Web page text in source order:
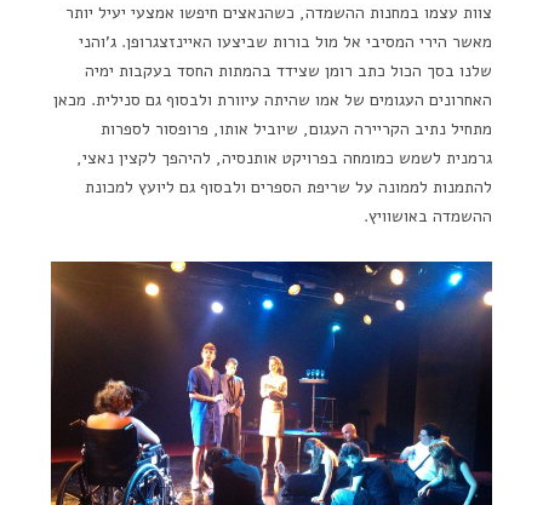
צוות עצמו במחנות ההשמדה, כשהנאצים חיפשו אמצעי יעיל יותר
מאשר הירי המסיבי אל מול בורות שביצעו האיינזצגרופן. ג'והני
שלנו בסך הכול כתב רומן שצידד בהמתות החסד בעקבות ימיה
האחרונים העגומים של אמו שהיתה עיוורת ולבסוף גם סנילית. מכאן
מתחיל נתיב הקריירה העגום, שיוביל אותו, פרופסור לספרות
גרמנית לשמש כמומחה בפרויקט אותנסיה, להיהפך לקצין נאצי,
להתמנות לממונה על שריפת הספרים ולבסוף גם ליועץ למכונת
ההשמדה באושוויץ.